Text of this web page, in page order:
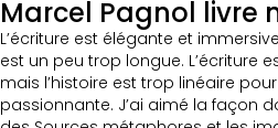
Marcel Pagnol livre
L’écriture est élégante et
est un peu trop longue. L’écriture
mais l’histoire est trop linéaire
passionnante. J’ai aimé la façon